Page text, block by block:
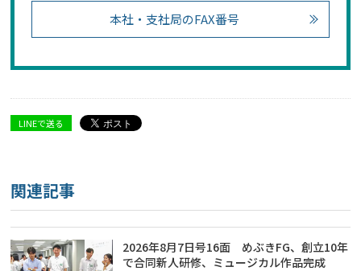
本社・支社局のFAX番号
LINEで送る
関連記事
2026年8月7日号16面 めぶきFG、創立10年
で合同新人研修、ミュージカル作品完成